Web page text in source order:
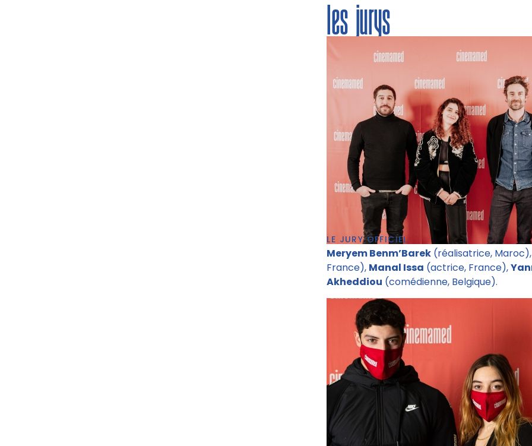
les jurys
LE JURY OFFICIEL
Meryem Benm’Barek (réalisatrice,
France), Manal Issa (actrice, France),
Akheddiou (comédienne, Belgique).